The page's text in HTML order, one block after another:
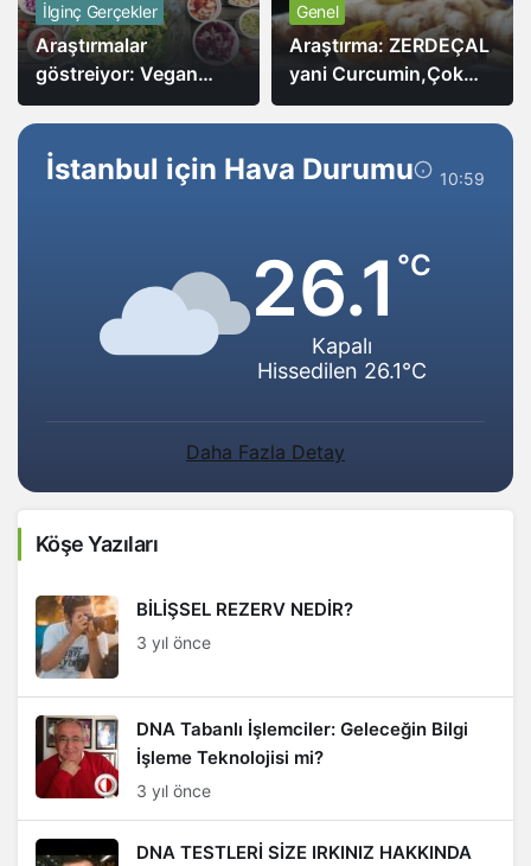
İlginç Gerçekler
Araştırmalar
göstreiyor: Vegan
Diyetin Sağlık
Faydalarının Yanı Sıra
Ekonomik Avantajları
da Var,
Genel
Araştırma: ZERDEÇAL
yani Curcumin,Çok
kuvvetli bir
antioksidandır
İstanbul için Hava Durumu 10:59
26.1 °C
Kapalı
Hissedilen 26.1°C
Daha Fazla Detay
Köşe Yazıları
BİLİŞSEL REZERV NEDİR?
3 yıl önce
DNA Tabanlı İşlemciler: Geleceğin Bilgi
İşleme Teknolojisi mi?
3 yıl önce
DNA TESTLERİ SİZE IRKINIZ HAKKINDA